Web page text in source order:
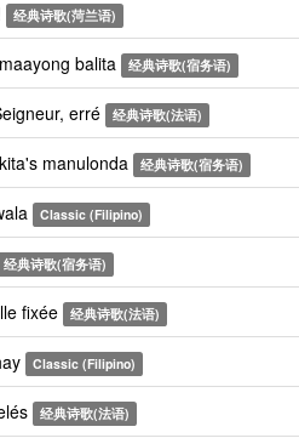
经典诗歌(菏兰语)
balita 经典诗歌(宿务语)
erré 经典诗歌(法语)
manulonda 经典诗歌(宿务语)
Classic (Filipino)
经典诗歌(宿务语)
fixée 经典诗歌(法语)
Classic (Filipino)
经典诗歌(法语)